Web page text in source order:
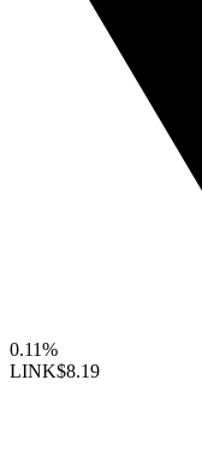
0.11%
LINK$8.19